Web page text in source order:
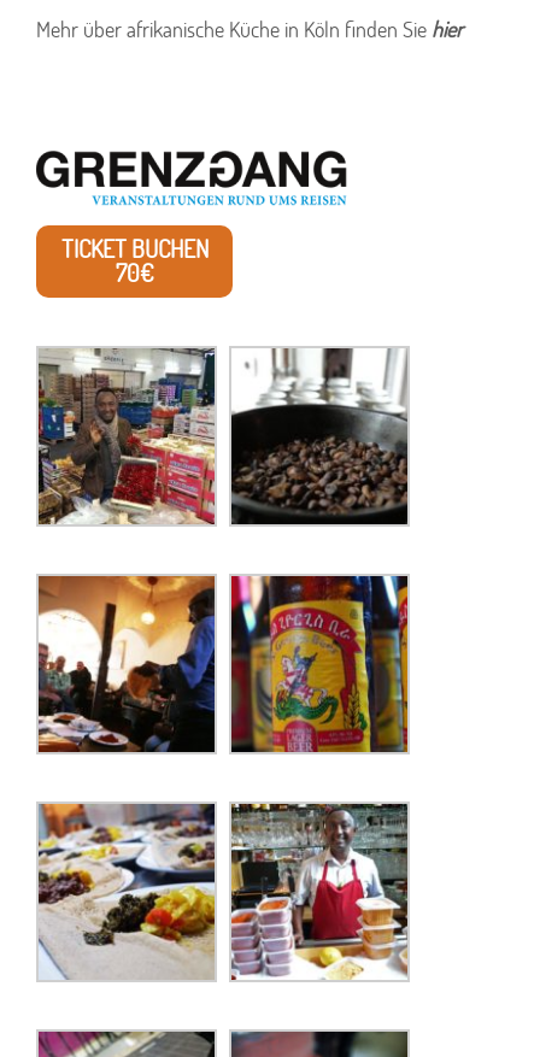
Mehr über afrikanische Küche in Köln finden Sie hier
TICKET BUCHEN
70€